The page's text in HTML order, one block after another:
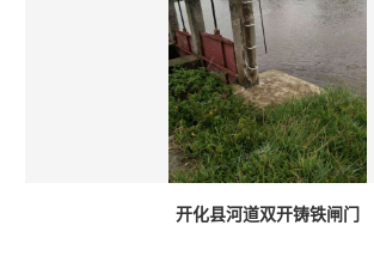
开化县河道双开铸铁闸门